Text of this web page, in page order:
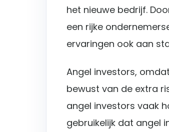
het nieuwe bedrijf.
een rijke
ervaringen ook aan
Angel investors,
bewust van de extra
angel investors vaak
gebruikelijk dat angel